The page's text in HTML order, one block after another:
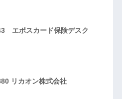
エポスカード保険デスク
リカオン株式会社